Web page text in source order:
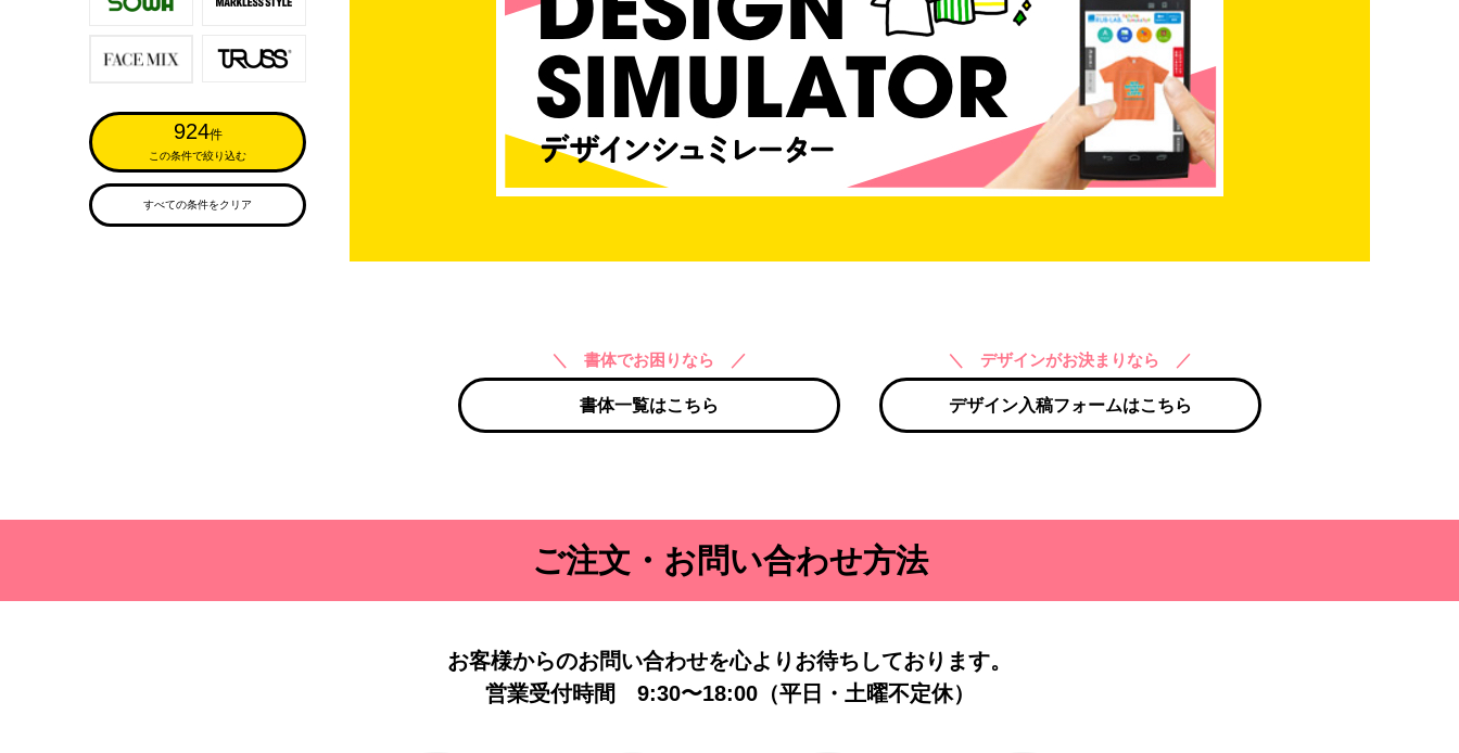
924件
この条件で絞り込む
すべての条件をクリア
＼ 書体でお困りなら ／
書体一覧はこちら
＼ デザインがお決まりなら ／
デザイン入稿フォームはこちら
ご注文・お問い合わせ方法
お客様からのお問い合わせを心よりお待ちしております。
営業受付時間 9:30〜18:00（平日・土曜不定休）